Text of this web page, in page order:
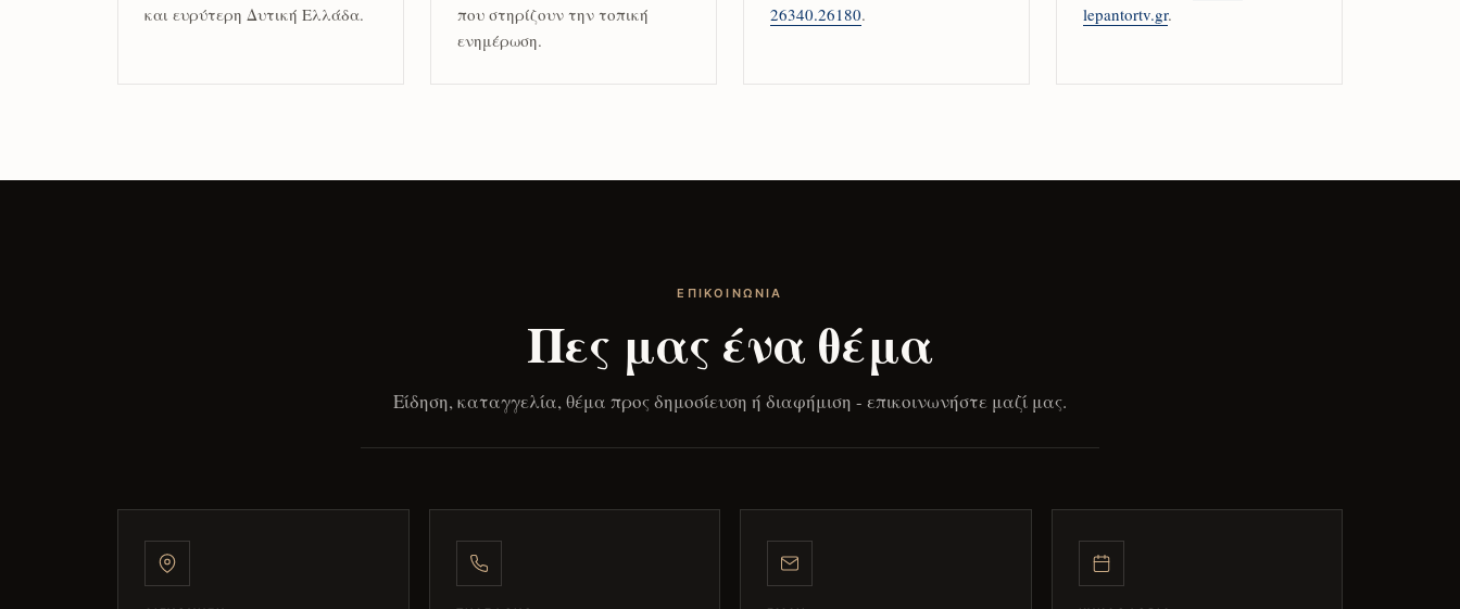
και ευρύτερη Δυτική Ελλάδα.
που στηρίζουν την τοπική
ενημέρωση.
26340.26180.
lepantortv.gr.
ΕΠΙΚΟΙΝΩΝΊΑ
Πες μας ένα θέμα
Είδηση, καταγγελία, θέμα προς δημοσίευση ή διαφήμιση - επικοινωνήστε μαζί μας.